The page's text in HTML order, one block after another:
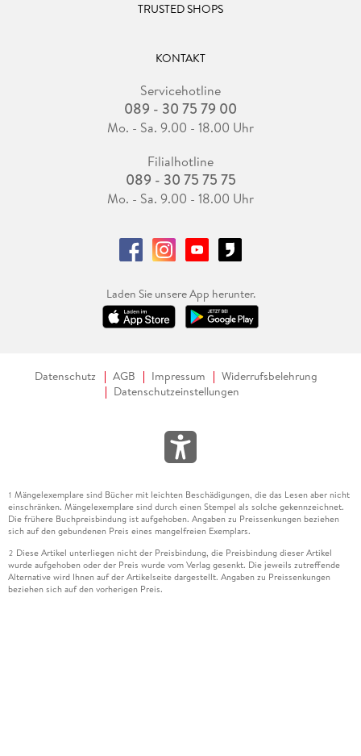
TRUSTED SHOPS
KONTAKT
Servicehotline
089 - 30 75 79 00
Mo. - Sa. 9.00 - 18.00 Uhr
Filialhotline
089 - 30 75 75 75
Mo. - Sa. 9.00 - 18.00 Uhr
Laden Sie unsere App herunter.
Datenschutz AGB Impressum
Widerrufsbelehrung
Datenschutzeinstellungen
1 Mängelexemplare sind Bücher mit leichten Beschädigungen, die das Lesen aber nicht
einschränken. Mängelexemplare sind durch einen Stempel als solche gekennzeichnet.
Die frühere Buchpreisbindung ist aufgehoben. Angaben zu Preissenkungen beziehen
sich auf den gebundenen Preis eines mangelfreien Exemplars.
2 Diese Artikel unterliegen nicht der Preisbindung, die Preisbindung dieser Artikel
wurde aufgehoben oder der Preis wurde vom Verlag gesenkt. Die jeweils zutreffende
Alternative wird Ihnen auf der Artikelseite dargestellt. Angaben zu Preissenkungen
beziehen sich auf den vorherigen Preis.